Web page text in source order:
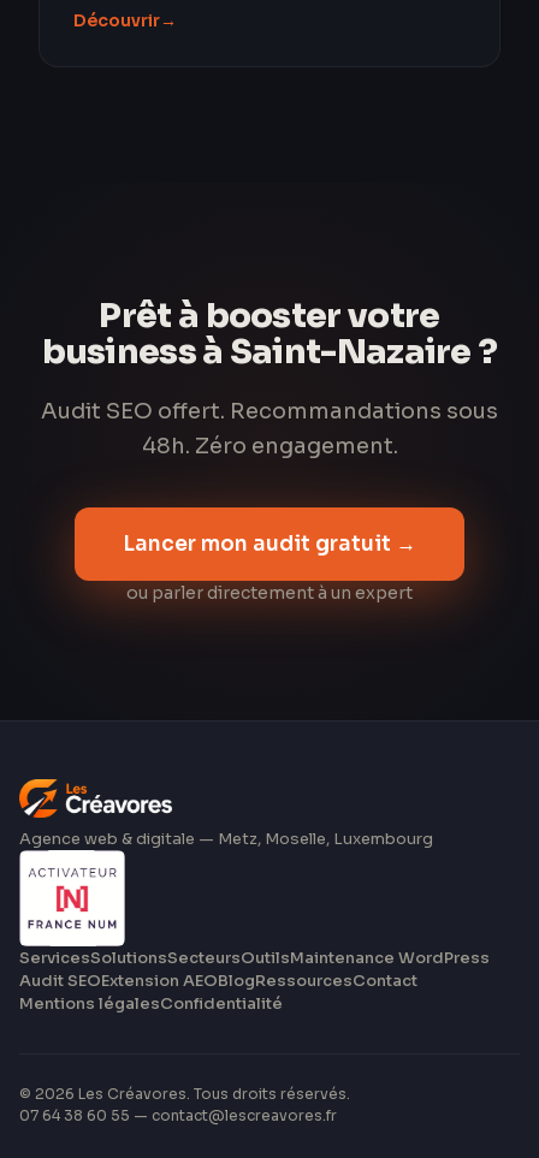
Découvrir→
Prêt à booster votre
business à Saint-Nazaire ?
Audit SEO offert. Recommandations sous
48h. Zéro engagement.
Lancer mon audit gratuit →
ou parler directement à un expert
Agence web & digitale — Metz, Moselle, Luxembourg
ServicesSolutionsSecteursOutilsMaintenance WordPress
Audit SEOExtension AEOBlogRessourcesContact
Mentions légalesConfidentialité
© 2026 Les Créavores. Tous droits réservés.
07 64 38 60 55 — contact@lescreavores.fr